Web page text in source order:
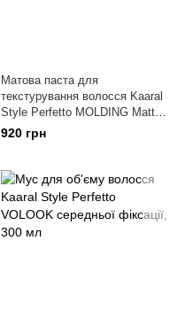
Матова паста для
текстурування волосся Kaaral
Style Perfetto MOLDING Matte
Paste, 100 мл
920 грн